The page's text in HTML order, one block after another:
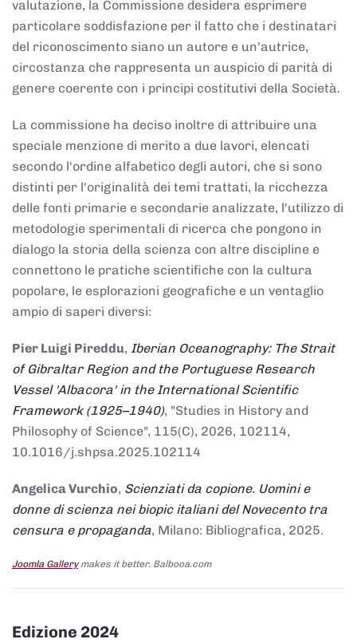
valutazione, la Commissione desidera esprimere
particolare soddisfazione per il fatto che i destinatari
del riconoscimento siano un autore e un'autrice,
circostanza che rappresenta un auspicio di parità di
genere coerente con i principi costitutivi della Società.
La commissione ha deciso inoltre di attribuire una
speciale menzione di merito a due lavori, elencati
secondo l'ordine alfabetico degli autori, che si sono
distinti per l'originalità dei temi trattati, la ricchezza
delle fonti primarie e secondarie analizzate, l'utilizzo di
metodologie sperimentali di ricerca che pongono in
dialogo la storia della scienza con altre discipline e
connettono le pratiche scientifiche con la cultura
popolare, le esplorazioni geografiche e un ventaglio
ampio di saperi diversi:
Pier Luigi Pireddu, Iberian Oceanography: The Strait
of Gibraltar Region and the Portuguese Research
Vessel 'Albacora' in the International Scientific
Framework (1925–1940), "Studies in History and
Philosophy of Science", 115(C), 2026, 102114,
10.1016/j.shpsa.2025.102114
Angelica Vurchio, Scienziati da copione. Uomini e
donne di scienza nei biopic italiani del Novecento tra
censura e propaganda, Milano: Bibliografica, 2025.
Joomla Gallerymakes it better. Balbooa.com
Edizione 2024